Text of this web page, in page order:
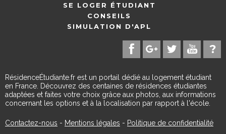
SE LOGER ÉTUDIANT
CONSEILS
SIMULATION D'APL
RésidenceÉtudiante.fr est un portail dédié au logement étudiant
en France. Découvrez des centaines de résidences étudiantes
adaptées et faites votre choix grâce aux photos, aux informations
concernant les options et à la localisation par rapport à l'école.
Contactez-nous - Mentions légales - Politique de confidentialité